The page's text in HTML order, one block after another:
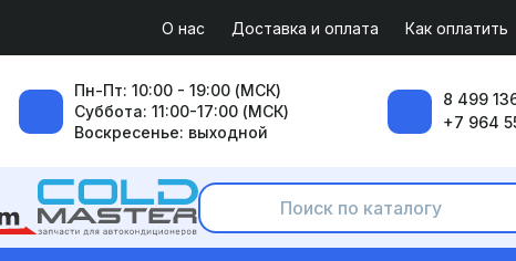
О нас Доставка и оплата Как оплатить
Пн-Пт: 10:00 - 19:00 (МСК)
Суббота: 11:00-17:00 (МСК)
Воскресенье: выходной
8 499
+7 964